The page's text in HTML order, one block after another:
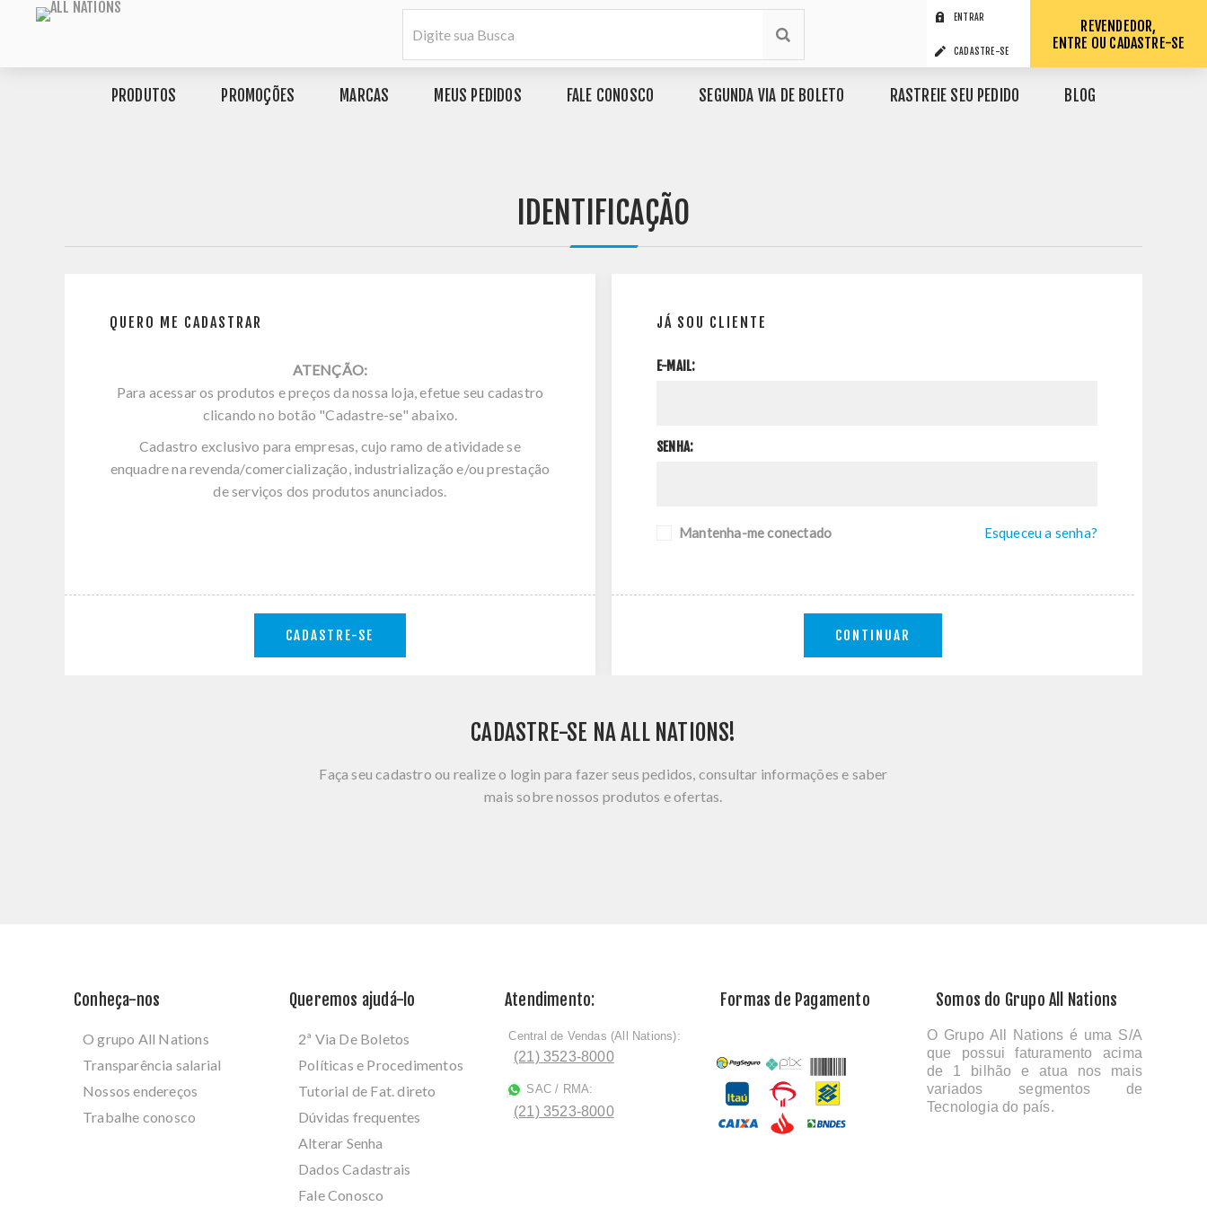
ENTRAR
CADASTRE-SE
REVENDEDOR,
ENTRE OU CADASTRE-SE
PRODUTOS PROMOÇÕES MARCAS MEUS PEDIDOS FALE CONOSCO SEGUNDA VIA DE BOLETO RASTREIE SEU PEDIDO BLOG
IDENTIFICAÇÃO
QUERO ME CADASTRAR
ATENÇÃO:
Para acessar os produtos e preços da nossa loja, efetue seu cadastro
clicando no botão "Cadastre-se" abaixo.
Cadastro exclusivo para empresas, cujo ramo de atividade se
enquadre na revenda/comercialização, industrialização e/ou prestação
de serviços dos produtos anunciados.
CADASTRE-SE
JÁ SOU CLIENTE
E-MAIL:
SENHA:
Mantenha-me conectado Esqueceu a senha?
CONTINUAR
CADASTRE-SE NA ALL NATIONS!
Faça seu cadastro ou realize o login para fazer seus pedidos, consultar informações e saber
mais sobre nossos produtos e ofertas.
Conheça-nos
O grupo All Nations
Transparência salarial
Nossos endereços
Trabalhe conosco
Queremos ajudá-lo
2ª Via De Boletos
Políticas e Procedimentos
Tutorial de Fat. direto
Dúvidas frequentes
Alterar Senha
Dados Cadastrais
Fale Conosco
Atendimento:
ﾠCentral de Vendas (All Nations):
(21) 3523-8000
SAC / RMA:
(21) 3523-8000
Formas de Pagamento Somos do Grupo All Nations
O Grupo All Nations é uma S/A
que possui faturamento acima
de 1 bilhão e atua nos mais
variados segmentos de
Tecnologia do país.